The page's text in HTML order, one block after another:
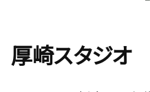
厚崎スタジオ